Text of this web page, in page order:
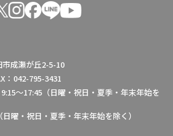
成瀬が丘2-5-10
：042-795-3431
～17:45（日曜・祝日・夏季・年末年始を
曜・祝日・夏季・年末年始を除く）